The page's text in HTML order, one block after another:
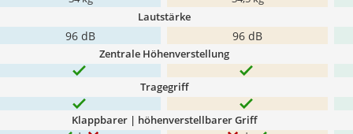
Lautstärke
96 dB 96 dB
Zentrale Höhenverstellung
Tragegriff
Klappbarer | höhenverstellbarer Griff